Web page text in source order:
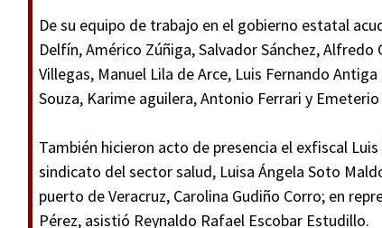
De su equipo de trabajo en el gobierno estatal
Delfín, Américo Zúñiga, Salvador Sánchez,
Villegas, Manuel Lila de Arce, Luis Fernando
Souza, Karime aguilera, Antonio Ferrari y
También hicieron acto de presencia el exfiscal
sindicato del sector salud, Luisa Ángela Soto
puerto de Veracruz, Carolina Gudiño Corro; en
Pérez, asistió Reynaldo Rafael Escobar Estudillo.